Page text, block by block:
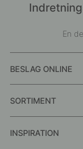
En
BESLAG ONLINE
SORTIMENT
INSPIRATION